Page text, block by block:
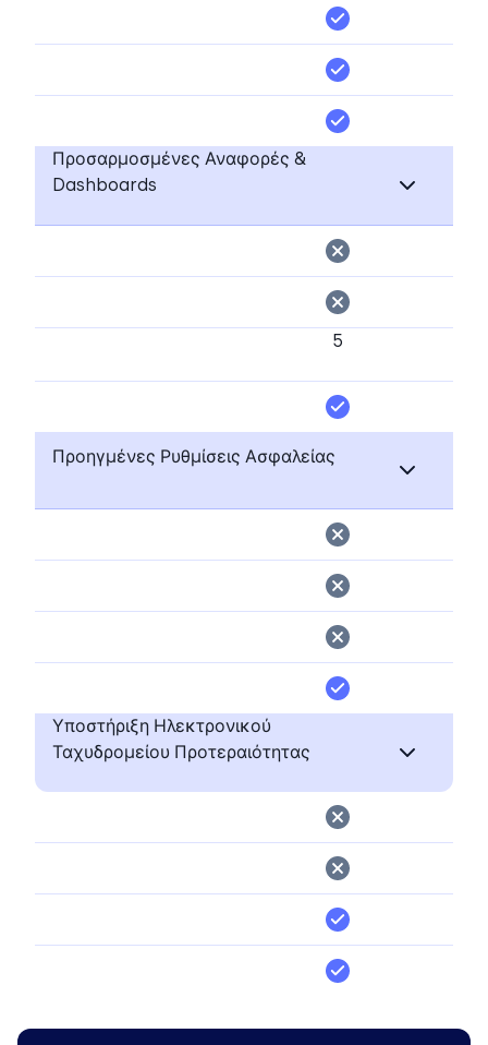
Προσαρμοσμένες Αναφορές &
Dashboards
5
Προηγμένες Ρυθμίσεις Ασφαλείας
Υποστήριξη Ηλεκτρονικού
Ταχυδρομείου Προτεραιότητας